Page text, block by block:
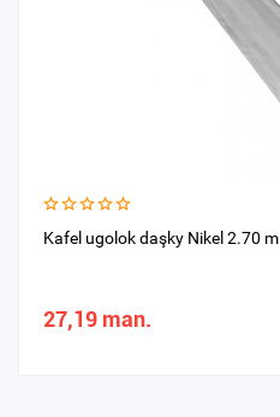
Kafel ugolok daşky Nikel 2.70 m
27,19 man.